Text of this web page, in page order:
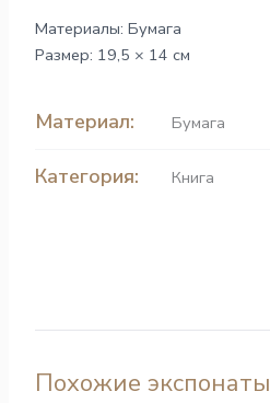
Материалы: Бумага
Размер: 19,5 × 14 см
Материал: Бумага
Категория: Книга
Похожие экспонаты